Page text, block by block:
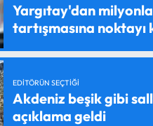
Yargıtay'dan
tartışmasına noktayı
EDITÖRÜN SEÇTIĞI
Akdeniz beşik gibi
açıklama geldi